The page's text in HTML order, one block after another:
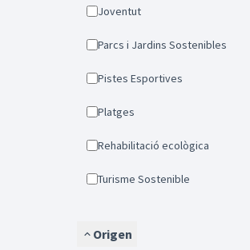
Joventut
Parcs i Jardins Sostenibles
Pistes Esportives
Platges
Rehabilitació ecològica
Turisme Sostenible
Origen